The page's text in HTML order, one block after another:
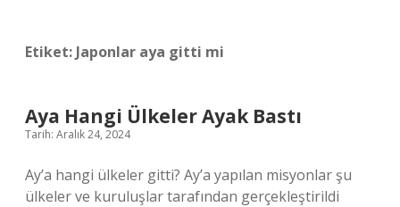
Etiket: Japonlar aya gitti mi
Aya Hangi Ülkeler Ayak Bastı
Tarih: Aralık 24, 2024
Ay’a hangi ülkeler gitti? Ay’a yapılan misyonlar şu
ülkeler ve kuruluşlar tarafından gerçekleştirildi